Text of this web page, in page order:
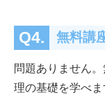
Q4. 無料講
問題ありません
理の基礎を学べ